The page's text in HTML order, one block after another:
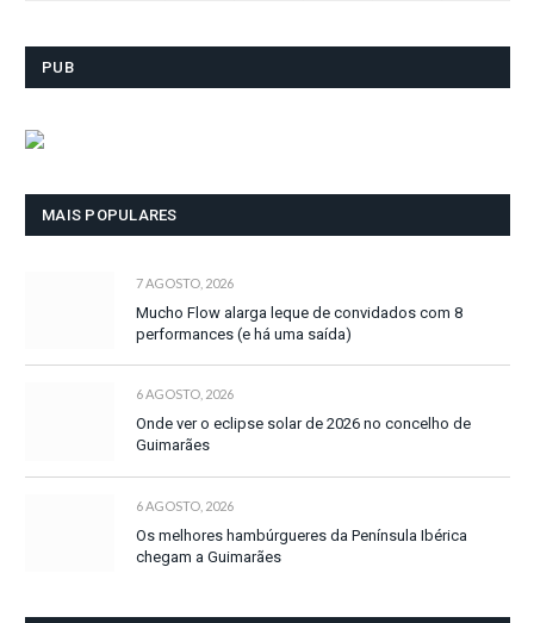
PUB
MAIS POPULARES
7 AGOSTO, 2026
Mucho Flow alarga leque de convidados com 8
performances (e há uma saída)
6 AGOSTO, 2026
Onde ver o eclipse solar de 2026 no concelho de
Guimarães
6 AGOSTO, 2026
Os melhores hambúrgueres da Península Ibérica
chegam a Guimarães